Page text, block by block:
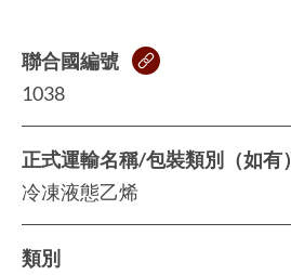
聯合國編號
1038
正式運輸名稱/包裝類別（如有）
冷凍液態乙烯
類別